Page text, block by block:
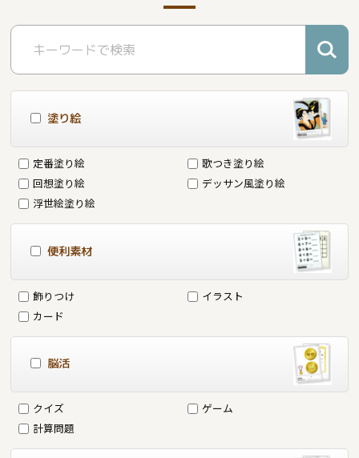
塗り絵
定番塗り絵
歌つき塗り絵
回想塗り絵
デッサン風塗り絵
浮世絵塗り絵
便利素材
飾りつけ
イラスト
カード
脳活
クイズ
ゲーム
計算問題